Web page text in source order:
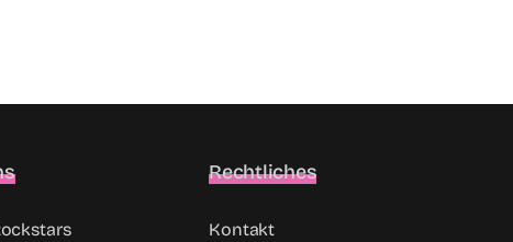
Rechtliches
Kontakt